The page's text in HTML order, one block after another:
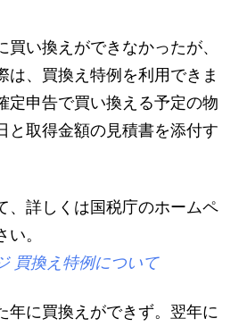
買い換えができなかったが、
は、買換え特例を利用できま
定申告で買い換える予定の物
と取得金額の見積書を添付す
、詳しくは国税庁のホームペ
。
買換え特例について
年に買換えができず。翌年に